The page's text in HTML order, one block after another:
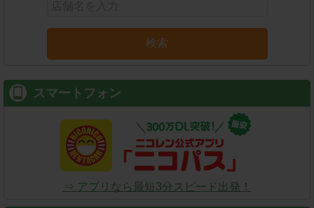
検索
スマートフォン
⇒ アプリなら最短3分スピード出発！